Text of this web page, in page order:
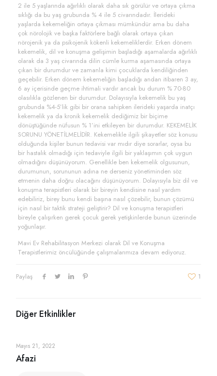
2 ile 5 yaşlarında ağırlıklı olarak daha sık görülür ve ortaya çıkma
sıklığı da bu yaş grubunda % 4 ile 5 civarındadır. İlerideki
yaşlarda kekemeliğin ortaya çıkması mümkündür ama bu daha
çok nörolojik ve başka faktörlere bağlı olarak ortaya çıkan
nörojenik ya da psikojenik kökenli kekemeliklerdir. Erken dönem
kekemelik, dil ve konuşma gelişimin başladığı aşamalarda ağırlıklı
olarak da 3 yaş civarında dilin cümle kurma aşamasında ortaya
çıkan bir durumdur ve zamanla kimi çocuklarda kendiliğinden
geçebilir. Erken dönem kekemeliğin başladığı andan itibaren 3 ay,
6 ay içerisinde geçme ihtimali vardır ancak bu durum % 70-80
olasılıkla gözlenen bir durumdur. Dolayısıyla kekemelik bu yaş
grubunda %4-5’lik gibi bir orana sahipken ilerideki yaşarda inatçı
kekemelik ya da kronik kekemelik dediğimiz bir biçime
dönüştüğünde nüfusun % 1’ini etkileyen bir durumdur. KEKEMELİK
SORUNU YÖNETİLMELİDİR. Kekemelikle ilgili şikayetler söz konusu
olduğunda kişiler bunun tedavisi var mıdır diye sorarlar, oysa bu
bir hastalık olmadığı için tedaviyle ilgili bir yaklaşımın çok uygun
olmadığını düşünüyorum. Genellikle ben kekemelik olgusunun,
durumunun, sorununun adına ne derseniz yönetiminden söz
etmenin daha doğru olacağını düşünüyorum. Dolayısıyla biz dil ve
konuşma terapistleri olarak bir bireyin kendisine nasıl yardım
edebiliriz, birey bunu kendi başına nasıl çözebilir, bunun çözümü
için nasıl bir taktik strateji geliştirir? Dil ve konuşma terapistleri
bireyle çalışırken gerek çocuk gerek yetişkinlerde bunun üzerinde
yoğunlaşır.
Mavi Ev Rehabilitasyon Merkezi olarak Dil ve Konuşma
Terapistlerimiz öncülüğünde çalışmalarımıza devam ediyoruz.
Paylaş 1
Diğer Etkinlikler
Mayıs 21, 2022
Afazi